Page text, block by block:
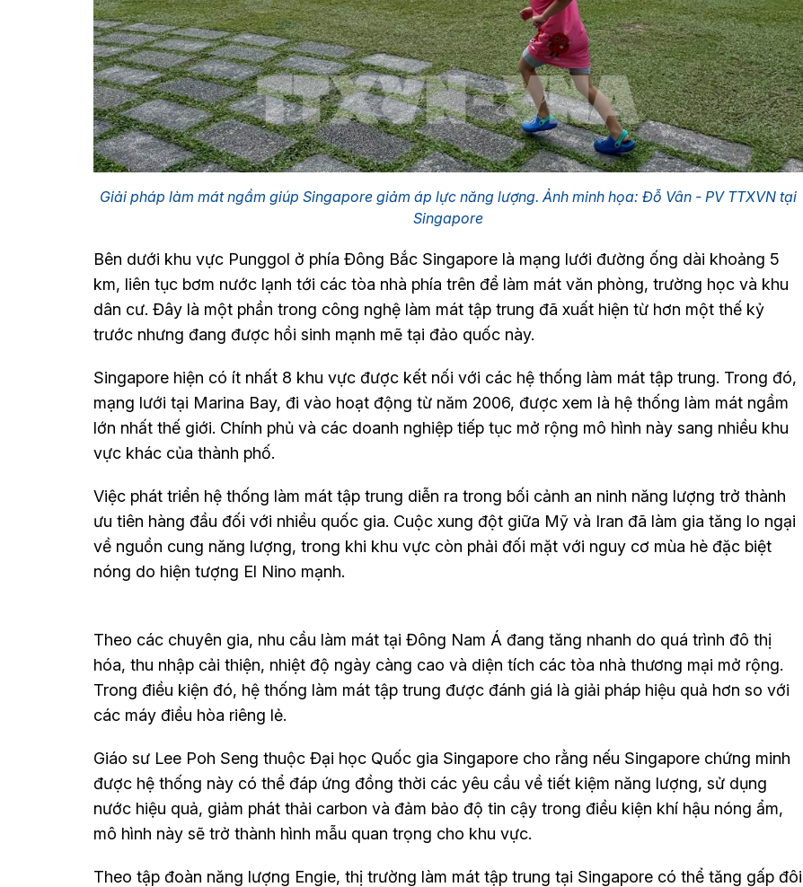
Giải pháp làm mát ngầm giúp Singapore giảm áp lực năng lượng. Ảnh minh họa: Đỗ Vân - PV TTXVN tại
Singapore
Bên dưới khu vực Punggol ở phía Đông Bắc Singapore là mạng lưới đường ống dài khoảng 5
km, liên tục bơm nước lạnh tới các tòa nhà phía trên để làm mát văn phòng, trường học và khu
dân cư. Đây là một phần trong công nghệ làm mát tập trung đã xuất hiện từ hơn một thế kỷ
trước nhưng đang được hồi sinh mạnh mẽ tại đảo quốc này.
Singapore hiện có ít nhất 8 khu vực được kết nối với các hệ thống làm mát tập trung. Trong đó,
mạng lưới tại Marina Bay, đi vào hoạt động từ năm 2006, được xem là hệ thống làm mát ngầm
lớn nhất thế giới. Chính phủ và các doanh nghiệp tiếp tục mở rộng mô hình này sang nhiều khu
vực khác của thành phố.
Việc phát triển hệ thống làm mát tập trung diễn ra trong bối cảnh an ninh năng lượng trở thành
ưu tiên hàng đầu đối với nhiều quốc gia. Cuộc xung đột giữa Mỹ và Iran đã làm gia tăng lo ngại
về nguồn cung năng lượng, trong khi khu vực còn phải đối mặt với nguy cơ mùa hè đặc biệt
nóng do hiện tượng El Nino mạnh.
Theo các chuyên gia, nhu cầu làm mát tại Đông Nam Á đang tăng nhanh do quá trình đô thị
hóa, thu nhập cải thiện, nhiệt độ ngày càng cao và diện tích các tòa nhà thương mại mở rộng.
Trong điều kiện đó, hệ thống làm mát tập trung được đánh giá là giải pháp hiệu quả hơn so với
các máy điều hòa riêng lẻ.
Giáo sư Lee Poh Seng thuộc Đại học Quốc gia Singapore cho rằng nếu Singapore chứng minh
được hệ thống này có thể đáp ứng đồng thời các yêu cầu về tiết kiệm năng lượng, sử dụng
nước hiệu quả, giảm phát thải carbon và đảm bảo độ tin cậy trong điều kiện khí hậu nóng ẩm,
mô hình này sẽ trở thành hình mẫu quan trọng cho khu vực.
Theo tập đoàn năng lượng Engie, thị trường làm mát tập trung tại Singapore có thể tăng gấp đôi